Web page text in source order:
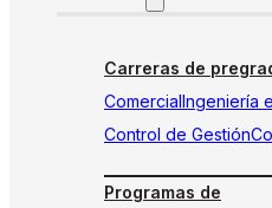
Carreras de
ComercialIngeniería
Control de Gestión
Programas de